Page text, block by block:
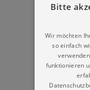
Bitte
Wir möchten
so einfach
funktionieren